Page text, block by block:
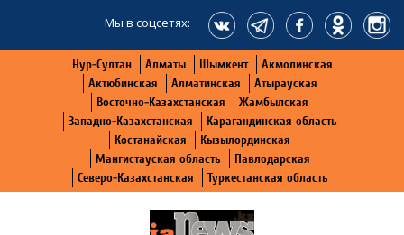
Мы в соцсетях:
Нур-Султан Алматы Шымкент
Акмолинская
Актюбинская
Алматинская
Атырауская
Восточно-Казахстанская
Жамбылская
Западно-Казахстанская
Карагандинская область
Костанайская
Кызылординская
Мангистауская область
Павлодарская
Северо-Казахстанская
Туркестанская область